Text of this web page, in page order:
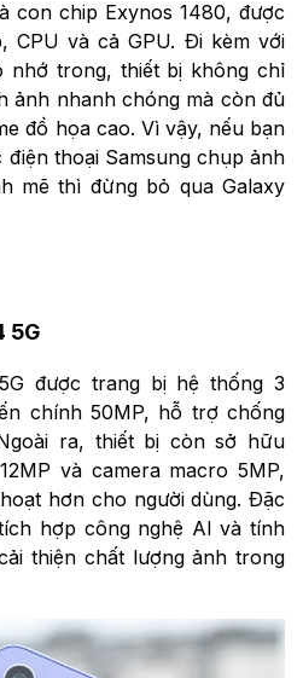
con chip Exynos 1480, được
CPU và cả GPU. Đi kèm với
nhớ trong, thiết bị không chỉ
ảnh nhanh chóng mà còn đủ
đồ họa cao. Vì vậy, nếu bạn
điện thoại Samsung chụp ảnh
mẽ thì đừng bỏ qua Galaxy
5G
được trang bị hệ thống 3
chính 50MP, hỗ trợ chống
ra, thiết bị còn sở hữu
và camera macro 5MP,
hơn cho người dùng. Đặc
hợp công nghệ AI và tính
thiện chất lượng ảnh trong